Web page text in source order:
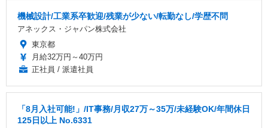
機械設計/工業系卒歓迎/残業が少ない/転勤なし/学歴不問
アネックス・ジャパン株式会社
東京都
月給32万円～40万円
正社員 / 派遣社員
「8月入社可能!」/IT事務/月収27万～35万/未経験OK/年間休日
125日以上 No.6331